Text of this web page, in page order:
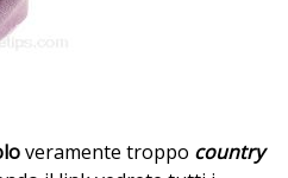
veramente troppo country